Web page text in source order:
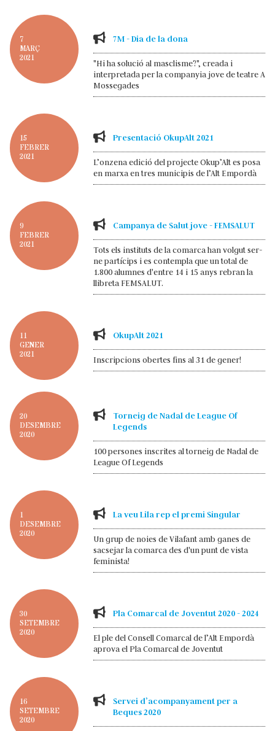
7
MARÇ
2021
7M - Dia de la dona
"Hi ha solució al masclisme?", creada i
interpretada per la companyia jove de teatre A
Mossegades
15
FEBRER
2021
Presentació OkupAlt 2021
L’onzena edició del projecte Okup’Alt es posa
en marxa en tres municipis de l’Alt Empordà
9
FEBRER
2021
Campanya de Salut jove - FEMSALUT
Tots els instituts de la comarca han volgut ser-
ne partícips i es contempla que un total de
1.800 alumnes d'entre 14 i 15 anys rebran la
llibreta FEMSALUT.
11
GENER
2021
OkupAlt 2021
Inscripcions obertes fins al 31 de gener!
20
DESEMBRE
2020
Torneig de Nadal de League Of
Legends
100 persones inscrites al torneig de Nadal de
League Of Legends
1
DESEMBRE
2020
La veu Lila rep el premi Singular
Un grup de noies de Vilafant amb ganes de
sacsejar la comarca des d'un punt de vista
feminista!
30
SETEMBRE
2020
Pla Comarcal de Joventut 2020 - 2024
El ple del Consell Comarcal de l’Alt Empordà
aprova el Pla Comarcal de Joventut
16
SETEMBRE
2020
Servei d’acompanyament per a
Beques 2020